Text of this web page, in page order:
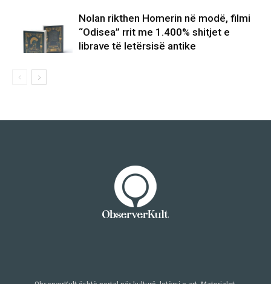
Nolan rikthen Homerin në modë, filmi
“Odisea” rrit me 1.400% shitjet e
librave të letërsisë antike